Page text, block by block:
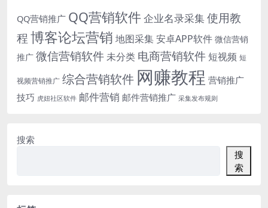
QQ营销推广 QQ营销软件企业名录采集使用教
程博客论坛营销 地图采集安卓APP软件 微信营销
推广 微信营销软件未分类 电商营销软件短视频 短
视频营销推广 综合营销软件 网赚教程 营销推广
技巧 虎妞社区软件 邮件营销 邮件营销推广 采集发布规则
搜索
搜
索